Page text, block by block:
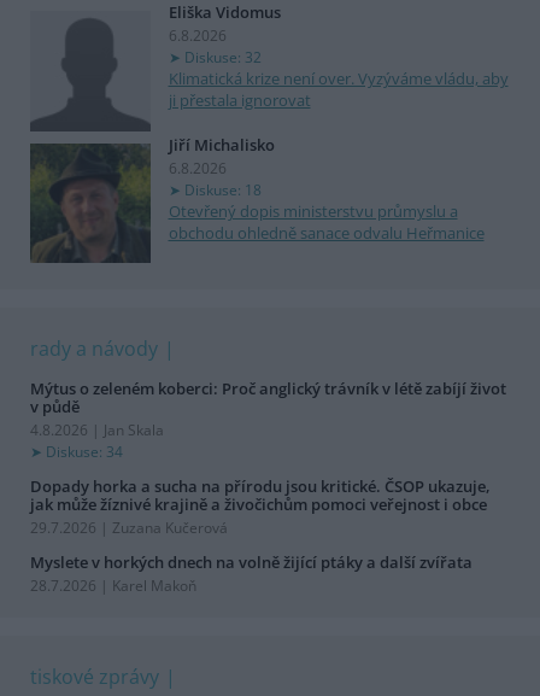
Eliška Vidomus
6.8.2026
Diskuse: 32
Klimatická krize není over. Vyzýváme vládu, aby
ji přestala ignorovat
Jiří Michalisko
6.8.2026
Diskuse: 18
Otevřený dopis ministerstvu průmyslu a
obchodu ohledně sanace odvalu Heřmanice
rady a návody
Mýtus o zeleném koberci: Proč anglický trávník v létě zabíjí život
v půdě
4.8.2026 | Jan Skala
Diskuse: 34
Dopady horka a sucha na přírodu jsou kritické. ČSOP ukazuje,
jak může žíznivé krajině a živočichům pomoci veřejnost i obce
29.7.2026 | Zuzana Kučerová
Myslete v horkých dnech na volně žijící ptáky a další zvířata
28.7.2026 | Karel Makoň
tiskové zprávy